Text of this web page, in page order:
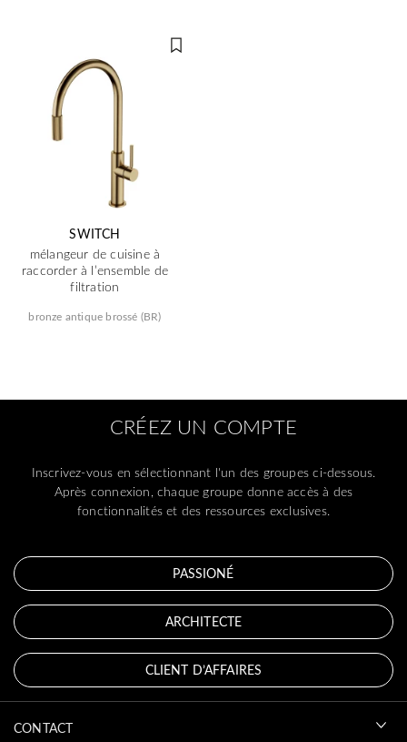
SWITCH
mélangeur de cuisine à
raccorder à l’ensemble de
filtration
bronze antique brossé (BR)
CRÉEZ UN COMPTE
Inscrivez-vous en sélectionnant l'un des groupes ci-dessous.
Après connexion, chaque groupe donne accès à des
fonctionnalités et des ressources exclusives.
PASSIONÉ
ARCHITECTE
CLIENT D’AFFAIRES
CONTACT